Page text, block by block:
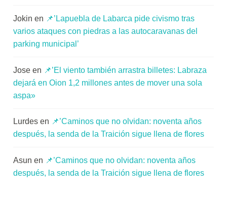
Jokin en 📌’Lapuebla de Labarca pide civismo tras
varios ataques con piedras a las autocaravanas del
parking municipal’
Jose en 📌’El viento también arrastra billetes: Labraza
dejará en Oion 1,2 millones antes de mover una sola
aspa»
Lurdes en 📌’Caminos que no olvidan: noventa años
después, la senda de la Traición sigue llena de flores
Asun en 📌’Caminos que no olvidan: noventa años
después, la senda de la Traición sigue llena de flores